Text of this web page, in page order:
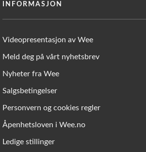
INFORMASJON
Videopresentasjon av Wee
Meld deg på vårt nyhetsbrev
Nyheter fra Wee
Salgsbetingelser
Personvern og cookies regler
Åpenhetsloven i Wee.no
Ledige stillinger